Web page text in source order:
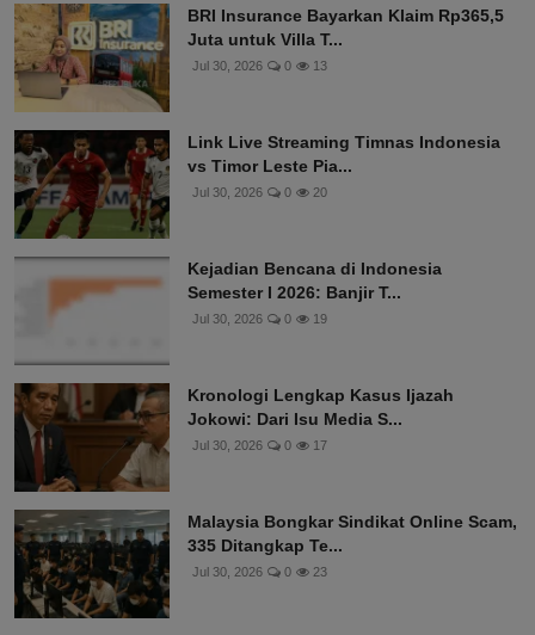
BRI Insurance Bayarkan Klaim Rp365,5
Juta untuk Villa T...
Jul 30, 2026 0 13
Link Live Streaming Timnas Indonesia
vs Timor Leste Pia...
Jul 30, 2026 0 20
Kejadian Bencana di Indonesia
Semester I 2026: Banjir T...
Jul 30, 2026 0 19
Kronologi Lengkap Kasus Ijazah
Jokowi: Dari Isu Media S...
Jul 30, 2026 0 17
Malaysia Bongkar Sindikat Online Scam,
335 Ditangkap Te...
Jul 30, 2026 0 23